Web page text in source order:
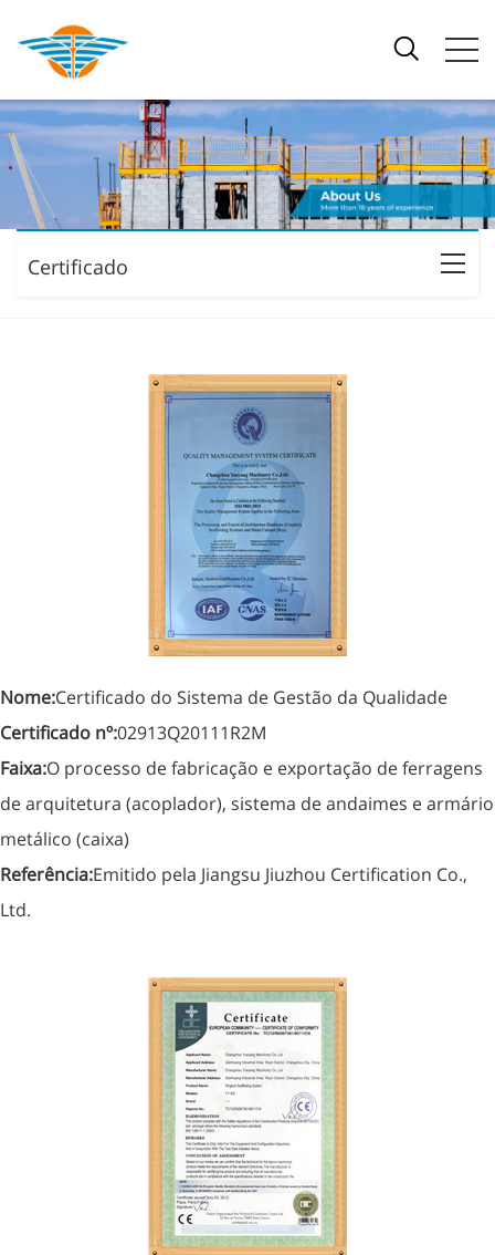
Certificado
Nome:Certificado do Sistema de Gestão da Qualidade
Certificado nº:02913Q20111R2M
Faixa:O processo de fabricação e exportação de ferragens
de arquitetura (acoplador), sistema de andaimes e armário
metálico (caixa)
Referência:Emitido pela Jiangsu Jiuzhou Certification Co.,
Ltd.